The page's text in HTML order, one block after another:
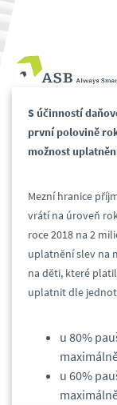
S účinností
první polovině
možnost
Mezní hranice
vrátí na úroveň
roce 2018 na 2
uplatnění slev na
na děti, které
uplatnit dle
u 80%
u 60%